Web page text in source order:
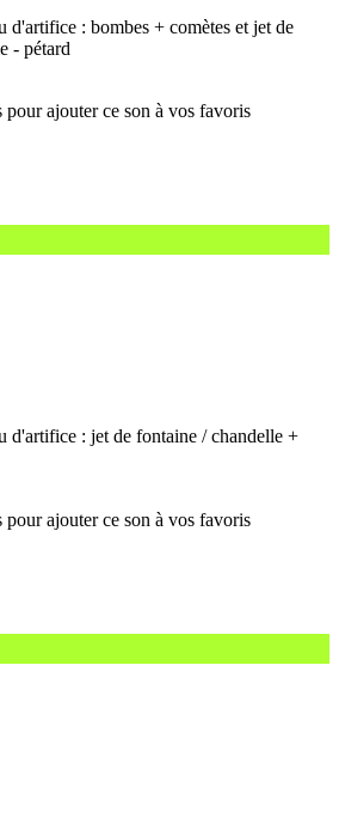
d'artifice : bombes + comètes et jet de
- pétard
d'artifice : jet de fontaine / chandelle +